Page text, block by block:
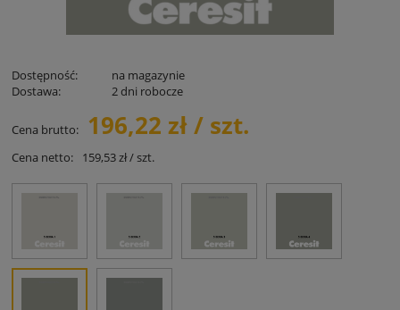
Dostępność:
na magazynie
Dostawa:
2 dni robocze
Cena brutto: 196,22 zł / szt.
Cena netto: 159,53 zł / szt.